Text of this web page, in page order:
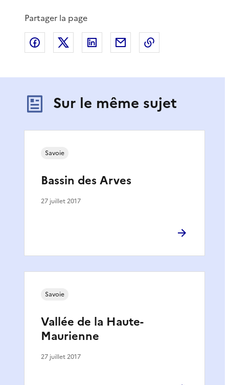
Partager la page
Partager sur Facebook
Partager sur XPartager sur LinkedIn
Partager par email
Sur le même sujet
Bassin des Arves
Savoie
27 juillet 2017
Vallée de la Haute-
Maurienne
Savoie
27 juillet 2017